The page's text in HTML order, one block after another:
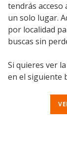
tendrás acceso
un solo lugar.
por localidad
buscas sin
Si quieres ver
en el siguiente